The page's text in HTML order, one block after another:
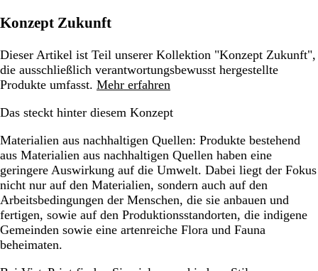
Konzept Zukunft
Dieser Artikel ist Teil unserer Kollektion "Konzept Zukunft",
die ausschließlich verantwortungsbewusst hergestellte
Produkte umfasst. Mehr erfahren
Das steckt hinter diesem Konzept
Materialien aus nachhaltigen Quellen: Produkte bestehend
aus Materialien aus nachhaltigen Quellen haben eine
geringere Auswirkung auf die Umwelt. Dabei liegt der Fokus
nicht nur auf den Materialien, sondern auch auf den
Arbeitsbedingungen der Menschen, die sie anbauen und
fertigen, sowie auf den Produktionsstandorten, die indigene
Gemeinden sowie eine artenreiche Flora und Fauna
beheimaten.